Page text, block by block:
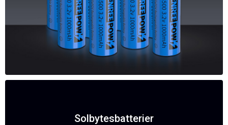
Solbytesbatterier